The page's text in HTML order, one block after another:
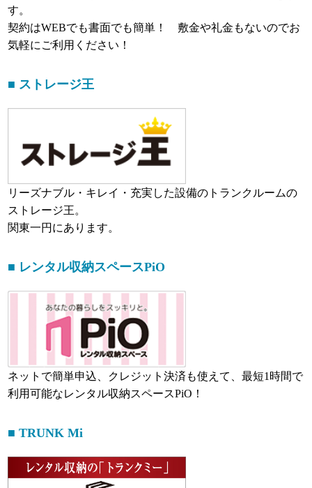
す。
契約はWEBでも書面でも簡単！ 敷金や礼金もないのでお
気軽にご利用ください！
■ ストレージ王
リーズナブル・キレイ・充実した設備のトランクルームの
ストレージ王。
関東一円にあります。
■ レンタル収納スペースPiO
ネットで簡単申込、クレジット決済も使えて、最短1時間で
利用可能なレンタル収納スペースPiO！
■ TRUNK Mi